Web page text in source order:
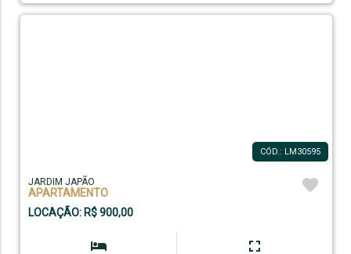
CÓD.: LM30595
JARDIM JAPÃO
APARTAMENTO
LOCAÇÃO: R$ 900,00